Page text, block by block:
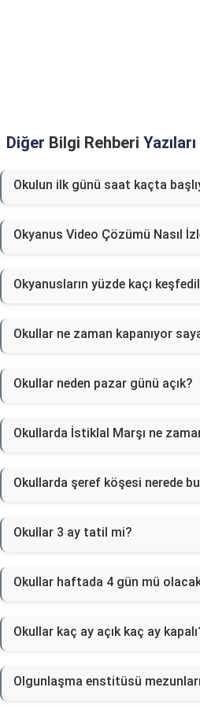
Diğer Bilgi Rehberi Yazıları
Okulun ilk günü saat kaçta
Okyanus Video Çözümü Nasıl
Okyanusların yüzde kaçı
Okullar ne zaman kapanıyor
Okullar neden pazar günü açık?
Okullarda İstiklal Marşı ne
Okullarda şeref köşesi nerede
Okullar 3 ay tatil mi?
Okullar haftada 4 gün mü
Okullar kaç ay açık kaç ay
Olgunlaşma enstitüsü